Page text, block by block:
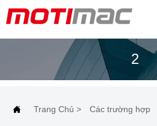
2
 Trang Chủ > Các trường hợp